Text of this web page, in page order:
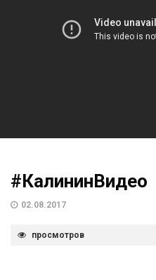
#КалининВидео
02.08.2017
просмотров